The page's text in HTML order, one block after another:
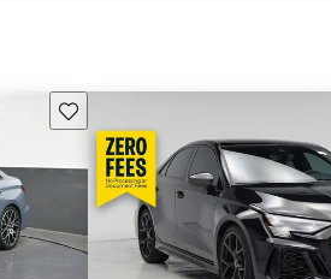
Guarda este Aviso